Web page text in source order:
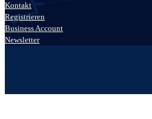
Kontakt
Registrieren
Business Account
Newsletter